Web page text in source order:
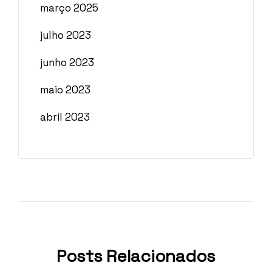
março 2025
julho 2023
junho 2023
maio 2023
abril 2023
Posts Relacionados